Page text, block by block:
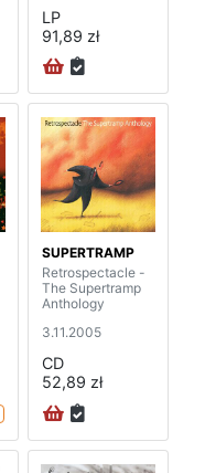
LP
91,89 zł
SUPERTRAMP
Retrospectacle -
The Supertramp
Anthology
3.11.2005
CD
52,89 zł